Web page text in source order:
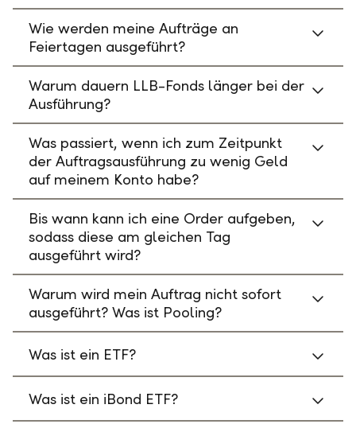
Wie werden meine Aufträge an
Feiertagen ausgeführt?
Warum dauern LLB-Fonds länger bei der
Ausführung?
Was passiert, wenn ich zum Zeitpunkt
der Auftragsausführung zu wenig Geld
auf meinem Konto habe?
Bis wann kann ich eine Order aufgeben,
sodass diese am gleichen Tag
ausgeführt wird?
Warum wird mein Auftrag nicht sofort
ausgeführt? Was ist Pooling?
Was ist ein ETF?
Was ist ein iBond ETF?